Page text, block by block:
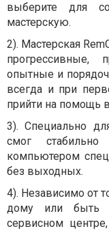
выберите для
мастерскую.
2). Мастерская
прогрессивные,
опытные и
всегда и при
прийти на помощь
3). Специально
смог
компьютером
без выходных.
4). Независимо от
дому или быть
сервисном